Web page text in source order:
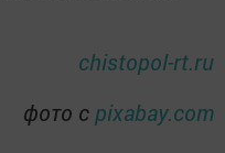
chistopol-rt.ru
фото с pixabay.com